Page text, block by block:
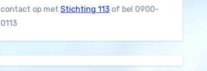
contact op met Stichting 113of bel 0900-
0113